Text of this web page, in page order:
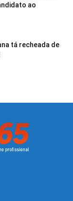
ao
tá recheada de